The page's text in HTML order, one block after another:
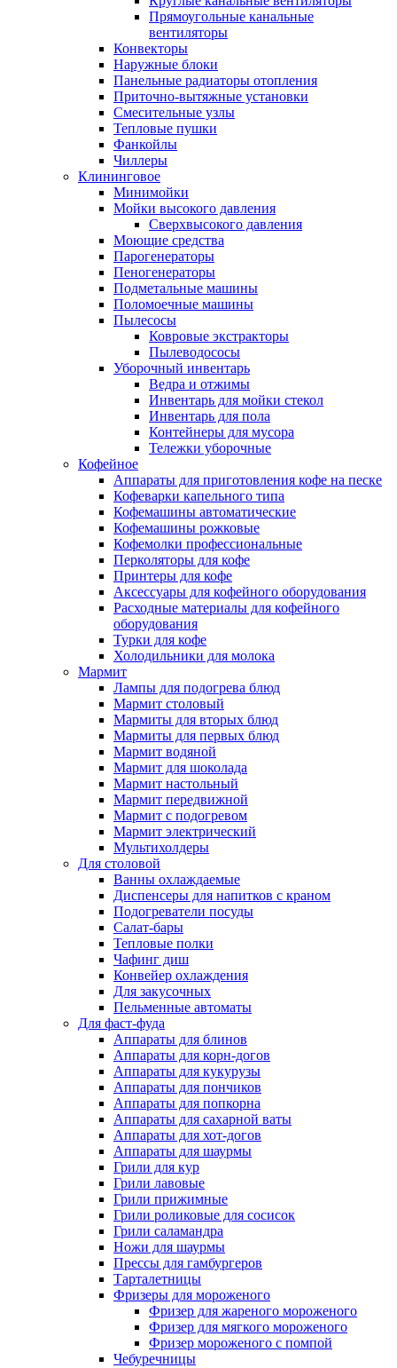
Прямоугольные канальные
вентиляторы
Конвекторы
Наружные блоки
Панельные радиаторы отопления
Приточно-вытяжные установки
Смесительные узлы
Тепловые пушки
Фанкойлы
Чиллеры
Клининговое
Минимойки
Мойки высокого давления
Сверхвысокого давления
Моющие средства
Парогенераторы
Пеногенераторы
Подметальные машины
Поломоечные машины
Пылесосы
Ковровые экстракторы
Пылеводососы
Уборочный инвентарь
Ведра и отжимы
Инвентарь для мойки стекол
Инвентарь для пола
Контейнеры для мусора
Тележки уборочные
Кофейное
Аппараты для приготовления кофе на песке
Кофеварки капельного типа
Кофемашины автоматические
Кофемашины рожковые
Кофемолки профессиональные
Перколяторы для кофе
Принтеры для кофе
Аксессуары для кофейного оборудования
Расходные материалы для кофейного
оборудования
Турки для кофе
Холодильники для молока
Мармит
Лампы для подогрева блюд
Мармит столовый
Мармиты для вторых блюд
Мармиты для первых блюд
Мармит водяной
Мармит для шоколада
Мармит настольный
Мармит передвижной
Мармит с подогревом
Мармит электрический
Мультихолдеры
Для столовой
Ванны охлаждаемые
Диспенсеры для напитков с краном
Подогреватели посуды
Салат-бары
Тепловые полки
Чафинг диш
Конвейер охлаждения
Для закусочных
Пельменные автоматы
Для фаст-фуда
Аппараты для блинов
Аппараты для корн-догов
Аппараты для кукурузы
Аппараты для пончиков
Аппараты для попкорна
Аппараты для сахарной ваты
Аппараты для хот-догов
Аппараты для шаурмы
Грили для кур
Грили лавовые
Грили прижимные
Грили роликовые для сосисок
Грили саламандра
Ножи для шаурмы
Прессы для гамбургеров
Тарталетницы
Фризеры для мороженого
Фризер для жареного мороженого
Фризер для мягкого мороженого
Фризер мороженого с помпой
Чебуречницы